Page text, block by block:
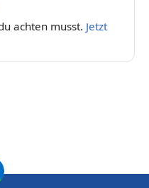
achten musst. Jetzt